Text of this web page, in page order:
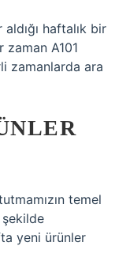
haftalık bir
A101
zamanlarda ara
temel
şekilde
yeni ürünler